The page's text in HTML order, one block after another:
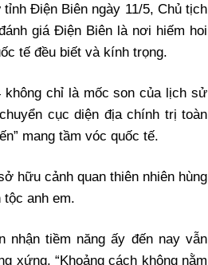
Điện Biên ngày 11/5, Chủ tịch
giá Điện Biên là nơi hiếm hoi
tế đều biết và kính trọng.
không chỉ là mốc son của lịch sử
cục diện địa chính trị toàn
mang tầm vóc quốc tế.
hữu cảnh quan thiên nhiên hùng
anh em.
nhận tiềm năng ấy đến nay vẫn
xứng. “Khoảng cách không nằm